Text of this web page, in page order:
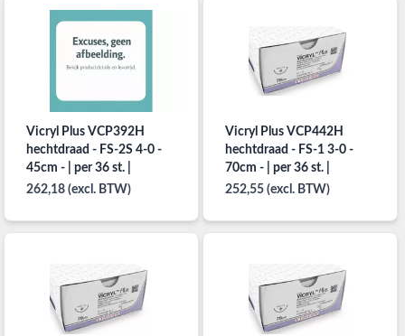
Vicryl Plus VCP392H
hechtdraad - FS-2S 4-0 -
45cm - | per 36 st. |
262,18 (excl. BTW)
Vicryl Plus VCP442H
hechtdraad - FS-1 3-0 -
70cm - | per 36 st. |
252,55 (excl. BTW)